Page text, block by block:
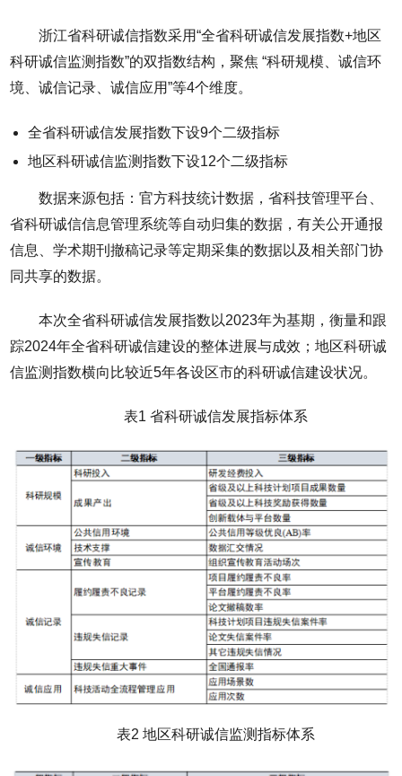
浙江省科研诚信指数采用“全省科研诚信发展指数+地区
科研诚信监测指数”的双指数结构，聚焦 “科研规模、诚信环
境、诚信记录、诚信应用”等4个维度。
全省科研诚信发展指数下设9个二级指标
地区科研诚信监测指数下设12个二级指标
数据来源包括：官方科技统计数据，省科技管理平台、
省科研诚信信息管理系统等自动归集的数据，有关公开通报
信息、学术期刊撤稿记录等定期采集的数据以及相关部门协
同共享的数据。
本次全省科研诚信发展指数以2023年为基期，衡量和跟
踪2024年全省科研诚信建设的整体进展与成效；地区科研诚
信监测指数横向比较近5年各设区市的科研诚信建设状况。
表1 省科研诚信发展指标体系
表2 地区科研诚信监测指标体系